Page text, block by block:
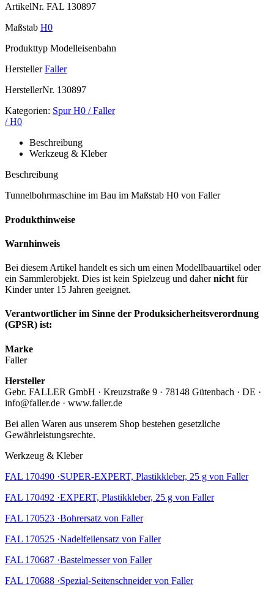
ArtikelNr. FAL 130897
Maßstab H0
Produkttyp Modelleisenbahn
Hersteller Faller
HerstellerNr. 130897
Kategorien: Spur H0 / Faller
/ H0
Beschreibung
Werkzeug & Kleber
Beschreibung
Tunnelbohrmaschine im Bau im Maßstab H0 von Faller
Produkthinweise
Warnhinweis
Bei diesem Artikel handelt es sich um einen Modellbauartikel oder
ein Sammlerobjekt. Dies ist kein Spielzeug und dahernicht für
Kinder unter 15 Jahren geeignet.
Verantwortlicher im Sinne der Produksicherheitsverordnung
(GPSR) ist:
Marke
Faller
Hersteller
Gebr. FALLER GmbH · Kreuzstraße 9 · 78148 Gütenbach · DE ·
info@faller.de · www.faller.de
Bei allen Waren aus unserem Shop bestehen gesetzliche
Gewährleistungsrechte.
Werkzeug & Kleber
FAL 170490 ·SUPER-EXPERT, Plastikkleber, 25 g von Faller
FAL 170492 ·EXPERT, Plastikkleber, 25 g von Faller
FAL 170523 ·Bohrersatz von Faller
FAL 170525 ·Nadelfeilensatz von Faller
FAL 170687 ·Bastelmesser von Faller
FAL 170688 ·Spezial-Seitenschneider von Faller